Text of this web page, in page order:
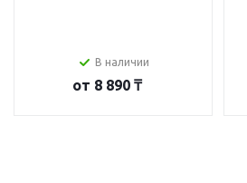
В наличии
от 8 890 ₸